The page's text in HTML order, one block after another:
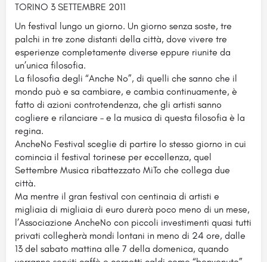
TORINO 3 SETTEMBRE 2011
Un festival lungo un giorno. Un giorno senza soste, tre
palchi in tre zone distanti della città, dove vivere tre
esperienze completamente diverse eppure riunite da
un’unica filosofia.
La filosofia degli “Anche No”, di quelli che sanno che il
mondo può e sa cambiare, e cambia continuamente, è
fatto di azioni controtendenza, che gli artisti sanno
cogliere e rilanciare – e la musica di questa filosofia è la
regina.
AncheNo Festival sceglie di partire lo stesso giorno in cui
comincia il festival torinese per eccellenza, quel
Settembre Musica ribattezzato MiTo che collega due
città.
Ma mentre il gran festival con centinaia di artisti e
migliaia di migliaia di euro durerà poco meno di un mese,
l’Associazione AncheNo con piccoli investimenti quasi tutti
privati collegherà mondi lontani in meno di 24 ore, dalle
13 del sabato mattina alle 7 della domenica, quando